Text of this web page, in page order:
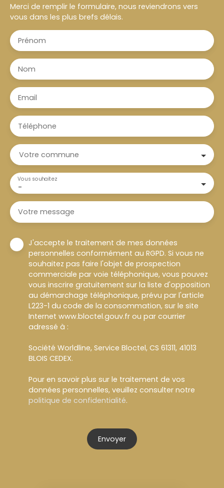
Merci de remplir le formulaire, nous reviendrons vers
vous dans les plus brefs délais.
Prénom
Nom
Email
Téléphone
Votre commune
-
Vous souhaitez
Votre message
J'accepte le traitement de mes données
personnelles conformément au RGPD. Si vous ne
souhaitez pas faire l'objet de prospection
commerciale par voie téléphonique, vous pouvez
vous inscrire gratuitement sur la liste d'opposition
au démarchage téléphonique, prévu par l'article
L223-1 du code de la consommation, sur le site
Internet www.bloctel.gouv.fr ou par courrier
adressé à :
Société Worldline, Service Bloctel, CS 61311, 41013
BLOIS CEDEX.
Pour en savoir plus sur le traitement de vos
données personnelles, veuillez consulter notre
politique de confidentialité.
Envoyer